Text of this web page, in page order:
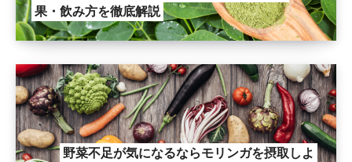
果・飲み方を徹底解説
野菜不足が気になるならモリンガを摂取しよ